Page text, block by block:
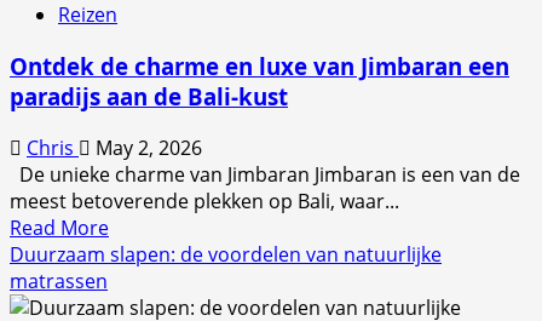
basis
een
groene
Reizen
Ontdek de charme en luxe van Jimbaran een
paradijs aan de Bali-kust
Chris
May 2, 2026
De unieke charme van Jimbaran Jimbaran is een van de
meest betoverende plekken op Bali, waar...
Read MoreRead
more
Ontdek
Duurzaam slapen: de voordelen van natuurlijke
matrassen